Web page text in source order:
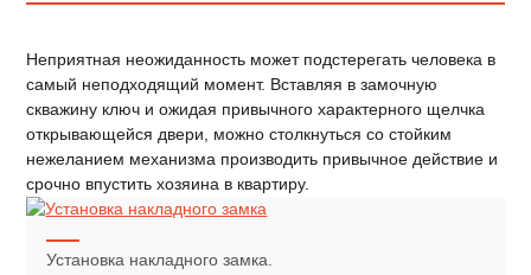
Неприятная неожиданность может подстерегать человека в
самый неподходящий момент. Вставляя в замочную
скважину ключ и ожидая привычного характерного щелчка
открывающейся двери, можно столкнуться со стойким
нежеланием механизма производить привычное действие и
срочно впустить хозяина в квартиру.
Установка накладного замка.